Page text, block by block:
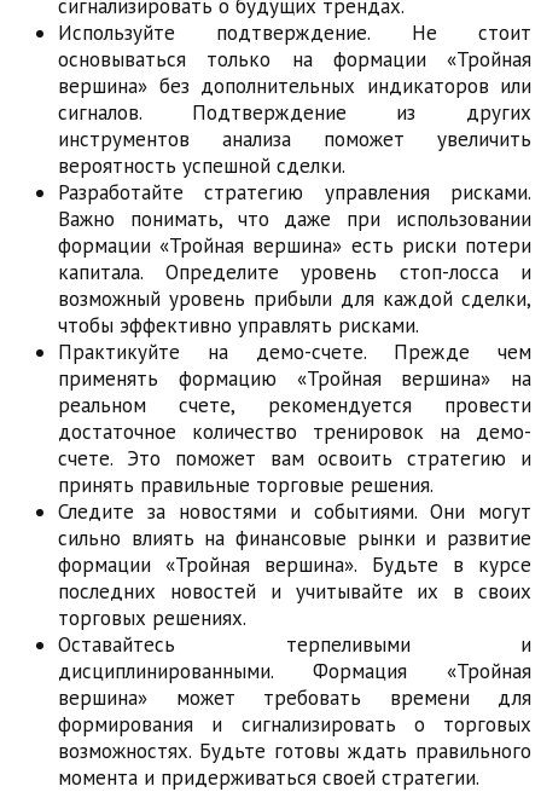
сигнализировать о будущих трендах.
Используйте подтверждение. Не стоит
основываться только на формации «Тройная
вершина» без дополнительных индикаторов или
сигналов. Подтверждение из других
инструментов анализа поможет увеличить
вероятность успешной сделки.
Разработайте стратегию управления рисками.
Важно понимать, что даже при использовании
формации «Тройная вершина» есть риски потери
капитала. Определите уровень стоп-лосса и
возможный уровень прибыли для каждой сделки,
чтобы эффективно управлять рисками.
Практикуйте на демо-счете. Прежде чем
применять формацию «Тройная вершина» на
реальном счете, рекомендуется провести
достаточное количество тренировок на демо-
счете. Это поможет вам освоить стратегию и
принять правильные торговые решения.
Следите за новостями и событиями. Они могут
сильно влиять на финансовые рынки и развитие
формации «Тройная вершина». Будьте в курсе
последних новостей и учитывайте их в своих
торговых решениях.
Оставайтесь терпеливыми и
дисциплинированными. Формация «Тройная
вершина» может требовать времени для
формирования и сигнализировать о торговых
возможностях. Будьте готовы ждать правильного
момента и придерживаться своей стратегии.